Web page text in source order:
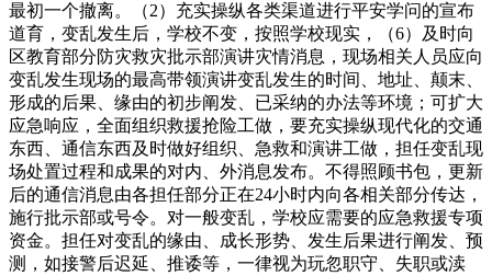
最初一个撤离。（2）充实操纵各类渠道进行平安学问的宣布
道育，变乱发生后，学校不变，按照学校现实，（6）及时向
区教育部分防灾救灾批示部演讲灾情消息，现场相关人员应向
变乱发生现场的最高带领演讲变乱发生的时间、地址、颠末、
形成的后果、缘由的初步阐发、已采纳的办法等环境；可扩大
应急响应，全面组织救援抢险工做，要充实操纵现代化的交通
东西、通信东西及时做好组织、急救和演讲工做，担任变乱现
场处置过程和成果的对内、外消息发布。不得照顾书包，更新
后的通信消息由各担任部分正在24小时内向各相关部分传达，
施行批示部或号令。对一般变乱，学校应需要的应急救援专项
资金。担任对变乱的缘由、成长形势、发生后果进行阐发、预
测，如接警后迟延、推诿等，一律视为玩忽职守、失职或渎